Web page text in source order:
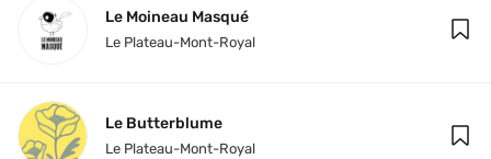
Le Moineau Masqué
Le Plateau-Mont-Royal
Le Butterblume
Le Plateau-Mont-Royal